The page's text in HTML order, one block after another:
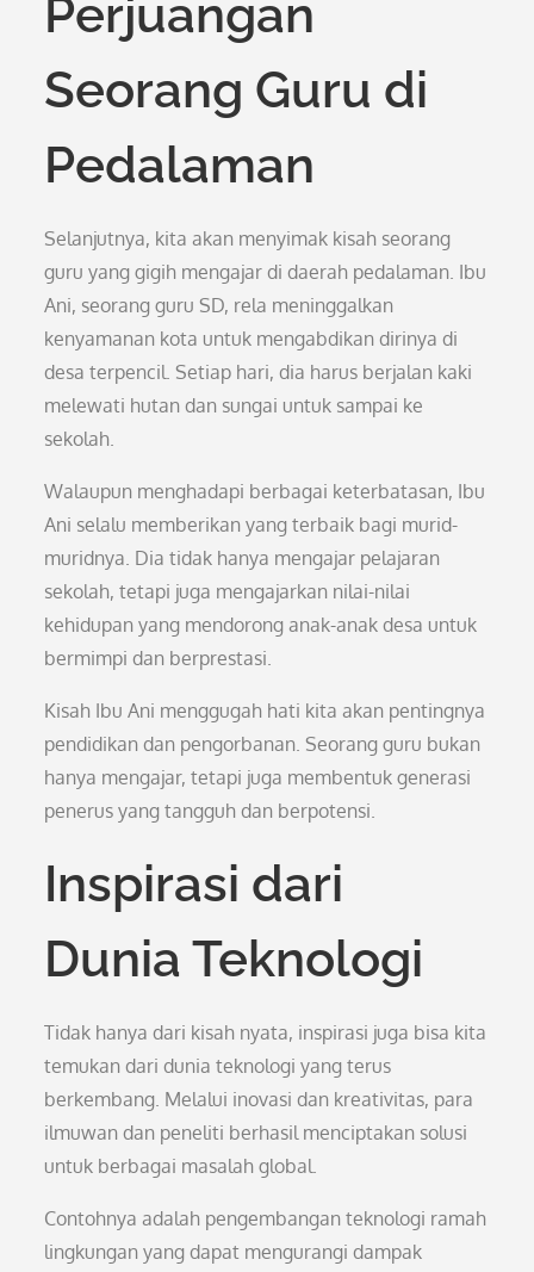
Perjuangan
Seorang Guru di
Pedalaman
Selanjutnya, kita akan menyimak kisah seorang
guru yang gigih mengajar di daerah pedalaman. Ibu
Ani, seorang guru SD, rela meninggalkan
kenyamanan kota untuk mengabdikan dirinya di
desa terpencil. Setiap hari, dia harus berjalan kaki
melewati hutan dan sungai untuk sampai ke
sekolah.
Walaupun menghadapi berbagai keterbatasan, Ibu
Ani selalu memberikan yang terbaik bagi murid-
muridnya. Dia tidak hanya mengajar pelajaran
sekolah, tetapi juga mengajarkan nilai-nilai
kehidupan yang mendorong anak-anak desa untuk
bermimpi dan berprestasi.
Kisah Ibu Ani menggugah hati kita akan pentingnya
pendidikan dan pengorbanan. Seorang guru bukan
hanya mengajar, tetapi juga membentuk generasi
penerus yang tangguh dan berpotensi.
Inspirasi dari
Dunia Teknologi
Tidak hanya dari kisah nyata, inspirasi juga bisa kita
temukan dari dunia teknologi yang terus
berkembang. Melalui inovasi dan kreativitas, para
ilmuwan dan peneliti berhasil menciptakan solusi
untuk berbagai masalah global.
Contohnya adalah pengembangan teknologi ramah
lingkungan yang dapat mengurangi dampak